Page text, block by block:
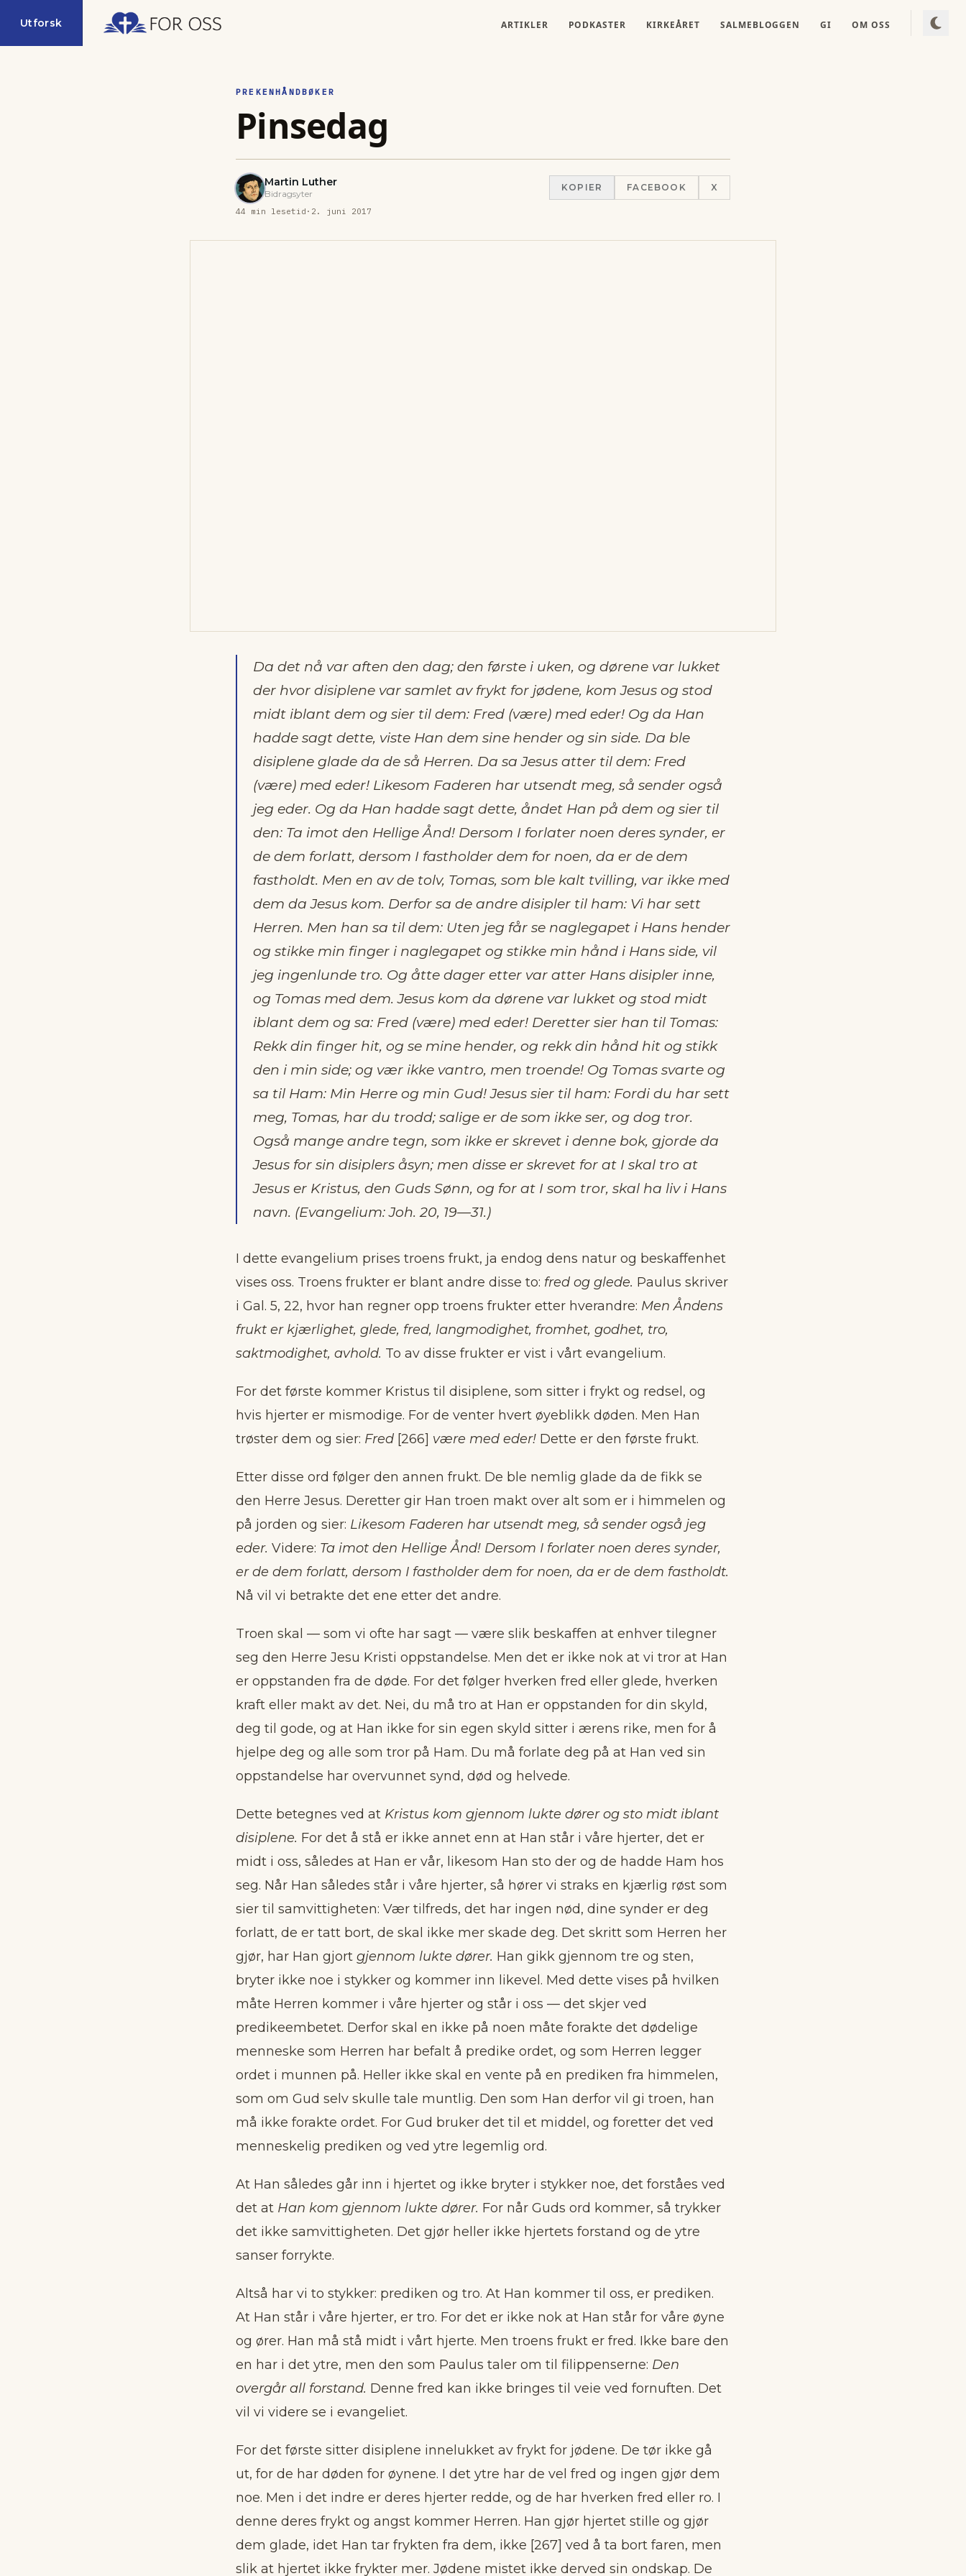
Utforsk ARTIKLER PODKASTER KIRKEÅRET SALMEBLOGGEN GI OM OSS
PREKENHÅNDBØKER
Pinsedag
Martin Luther
Bidragsyter
KOPIER FACEBOOK X
44 min lesetid · 2. juni 2017
Da det nå var aften den dag; den første i uken, og dørene var lukket
der hvor disiplene var samlet av frykt for jødene, kom Jesus og stod
midt iblant dem og sier til dem: Fred (være) med eder! Og da Han
hadde sagt dette, viste Han dem sine hender og sin side. Da ble
disiplene glade da de så Herren. Da sa Jesus atter til dem: Fred
(være) med eder! Likesom Faderen har utsendt meg, så sender også
jeg eder. Og da Han hadde sagt dette, åndet Han på dem og sier til
den: Ta imot den Hellige Ånd! Dersom I forlater noen deres synder, er
de dem forlatt, dersom I fastholder dem for noen, da er de dem
fastholdt. Men en av de tolv, Tomas, som ble kalt tvilling, var ikke med
dem da Jesus kom. Derfor sa de andre disipler til ham: Vi har sett
Herren. Men han sa til dem: Uten jeg får se naglegapet i Hans hender
og stikke min finger i naglegapet og stikke min hånd i Hans side, vil
jeg ingenlunde tro. Og åtte dager etter var atter Hans disipler inne,
og Tomas med dem. Jesus kom da dørene var lukket og stod midt
iblant dem og sa: Fred (være) med eder! Deretter sier han til Tomas:
Rekk din finger hit, og se mine hender, og rekk din hånd hit og stikk
den i min side; og vær ikke vantro, men troende! Og Tomas svarte og
sa til Ham: Min Herre og min Gud! Jesus sier til ham: Fordi du har sett
meg, Tomas, har du trodd; salige er de som ikke ser, og dog tror.
Også mange andre tegn, som ikke er skrevet i denne bok, gjorde da
Jesus for sin disiplers åsyn; men disse er skrevet for at I skal tro at
Jesus er Kristus, den Guds Sønn, og for at I som tror, skal ha liv i Hans
navn. (Evangelium: Joh. 20, 19—31.)
I dette evangelium prises troens frukt, ja endog dens natur og beskaffenhet
vises oss. Troens frukter er blant andre disse to: fred og glede. Paulus skriver
i Gal. 5, 22, hvor han regner opp troens frukter etter hverandre: Men Åndens
frukt er kjærlighet, glede, fred, langmodighet, fromhet, godhet, tro,
saktmodighet, avhold. To av disse frukter er vist i vårt evangelium.
For det første kommer Kristus til disiplene, som sitter i frykt og redsel, og
hvis hjerter er mismodige. For de venter hvert øyeblikk døden. Men Han
trøster dem og sier: Fred [266] være med eder! Dette er den første frukt.
Etter disse ord følger den annen frukt. De ble nemlig glade da de fikk se
den Herre Jesus. Deretter gir Han troen makt over alt som er i himmelen og
på jorden og sier: Likesom Faderen har utsendt meg, så sender også jeg
eder. Videre: Ta imot den Hellige Ånd! Dersom I forlater noen deres synder,
er de dem forlatt, dersom I fastholder dem for noen, da er de dem fastholdt.
Nå vil vi betrakte det ene etter det andre.
Troen skal — som vi ofte har sagt — være slik beskaffen at enhver tilegner
seg den Herre Jesu Kristi oppstandelse. Men det er ikke nok at vi tror at Han
er oppstanden fra de døde. For det følger hverken fred eller glede, hverken
kraft eller makt av det. Nei, du må tro at Han er oppstanden for din skyld,
deg til gode, og at Han ikke for sin egen skyld sitter i ærens rike, men for å
hjelpe deg og alle som tror på Ham. Du må forlate deg på at Han ved sin
oppstandelse har overvunnet synd, død og helvede.
Dette betegnes ved at Kristus kom gjennom lukte dører og sto midt iblant
disiplene. For det å stå er ikke annet enn at Han står i våre hjerter, det er
midt i oss, således at Han er vår, likesom Han sto der og de hadde Ham hos
seg. Når Han således står i våre hjerter, så hører vi straks en kjærlig røst som
sier til samvittigheten: Vær tilfreds, det har ingen nød, dine synder er deg
forlatt, de er tatt bort, de skal ikke mer skade deg. Det skritt som Herren her
gjør, har Han gjort gjennom lukte dører. Han gikk gjennom tre og sten,
bryter ikke noe i stykker og kommer inn likevel. Med dette vises på hvilken
måte Herren kommer i våre hjerter og står i oss — det skjer ved
predikeembetet. Derfor skal en ikke på noen måte forakte det dødelige
menneske som Herren har befalt å predike ordet, og som Herren legger
ordet i munnen på. Heller ikke skal en vente på en prediken fra himmelen,
som om Gud selv skulle tale muntlig. Den som Han derfor vil gi troen, han
må ikke forakte ordet. For Gud bruker det til et middel, og foretter det ved
menneskelig prediken og ved ytre legemlig ord.
At Han således går inn i hjertet og ikke bryter i stykker noe, det forståes ved
det at Han kom gjennom lukte dører. For når Guds ord kommer, så trykker
det ikke samvittigheten. Det gjør heller ikke hjertets forstand og de ytre
sanser forrykte.
Altså har vi to stykker: prediken og tro. At Han kommer til oss, er prediken.
At Han står i våre hjerter, er tro. For det er ikke nok at Han står for våre øyne
og ører. Han må stå midt i vårt hjerte. Men troens frukt er fred. Ikke bare den
en har i det ytre, men den som Paulus taler om til filippenserne: Den
overgår all forstand. Denne fred kan ikke bringes til veie ved fornuften. Det
vil vi videre se i evangeliet.
For det første sitter disiplene innelukket av frykt for jødene. De tør ikke gå
ut, for de har døden for øynene. I det ytre har de vel fred og ingen gjør dem
noe. Men i det indre er deres hjerter redde, og de har hverken fred eller ro. I
denne deres frykt og angst kommer Herren. Han gjør hjertet stille og gjør
dem glade, idet Han tar frykten fra dem, ikke [267] ved å ta bort faren, men
slik at hjertet ikke frykter mer. Jødene mistet ikke derved sin ondskap. De